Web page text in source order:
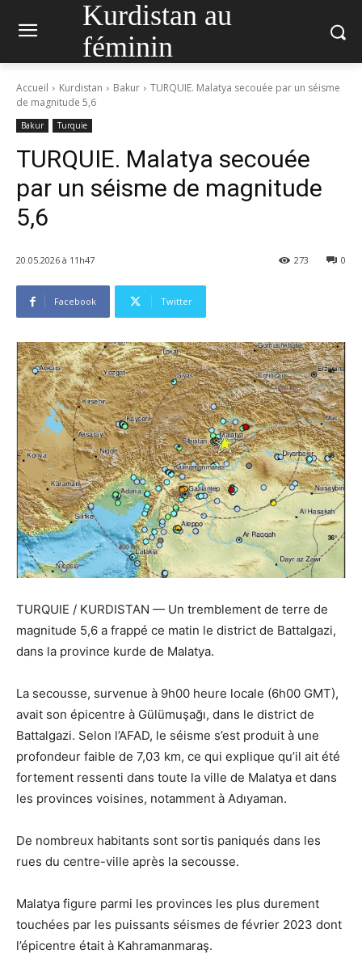
Kurdistan au
féminin
Accueil Kurdistan Bakur
TURQUIE. Malatya secouée par un séisme
de magnitude 5,6
Bakur Turquie
TURQUIE. Malatya secouée
par un séisme de magnitude
5,6
20.05.2026 à 11h47 0
273
Facebook Twitter
TURQUIE / KURDISTAN — Un tremblement de terre de
magnitude 5,6 a frappé ce matin le district de Battalgazi,
dans la province kurde de Malatya.
La secousse, survenue à 9h00 heure locale (6h00 GMT),
avait son épicentre à Gülümuşağı, dans le district de
Battalgazi. Selon l’AFAD, le séisme s’est produit à une
profondeur faible de 7,03 km, ce qui explique qu’il ait été
fortement ressenti dans toute la ville de Malatya et dans
les provinces voisines, notamment à Adıyaman.
De nombreux habitants sont sortis paniqués dans les
rues du centre-ville après la secousse.
Malatya figure parmi les provinces les plus durement
touchées par les puissants séismes de février 2023 dont
l’épicentre était à Kahramanmaraş.